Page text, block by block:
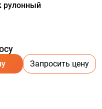
рулонный
Запросить цену